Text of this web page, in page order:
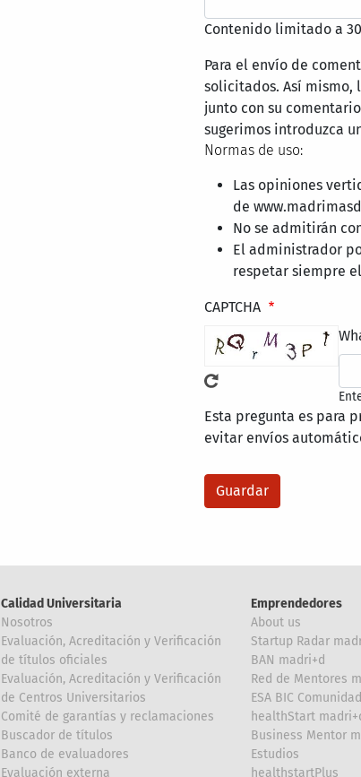
Contenido limitado a
Para el envío de
solicitados. Así mismo,
junto con su
sugerimos introduzca
Normas de uso:
Las opiniones
de
No se admitirán
El administrador
respetar siempre
CAPTCHA
Esta pregunta es para
evitar envíos
Calidad Universitaria
Nosotros
Evaluación, Acreditación y Verificación
de títulos oficiales
Evaluación, Acreditación y Verificación
de Centros Universitarios
Comité de garantías y reclamaciones
Buscador de títulos
Banco de evaluadores
Evaluación externa
Emprendedores
About us
Startup Radar
BAN madri+d
Red de Mentores
ESA BIC
healthStart
Business Mentor
Estudios
healthstartPlus